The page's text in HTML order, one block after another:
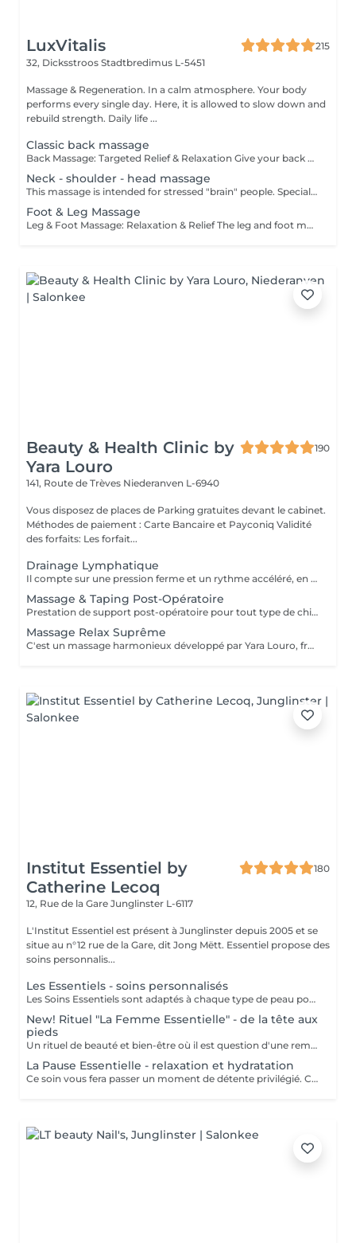
LuxVitalis
215
32, Dicksstroos Stadtbredimus L-5451
Massage & Regeneration. In a calm atmosphere. Your body
performs every single day. Here, it is allowed to slow down and
rebuild strength. Daily life ...
Classic back massage
Back Massage: Targeted Relief & Relaxation Give your back a well-deserved break: relaxing and effective massage techniques loosen, stretch, and tone problem areas in the lower back, thoracic spine, and shoulder-neck region, as well as the chest muscles. Pain, muscle tightness, and blockages can be alleviated while improving blood circulation.
Neck - shoulder - head massage
This massage is intended for stressed "brain" people. Special gripping techniques of the mobilization of the cervical spine guarantee a calming of thoughts. A remedy for stress tensions, neck pain, dizziness, posture problems, headaches and exhaustion.
Foot & Leg Massage
Leg & Foot Massage: Relaxation & Relief The leg and foot massage combination provides deep relaxation and relief. Tight or overworked leg muscles after sports or hiking are loosened, tension points released, and circulation improved. Treat your tired legs to this rejuvenating experience.
Beauty & Health Clinic by
Yara Louro
190
141, Route de Trèves Niederanven L-6940
Vous disposez de places de Parking gratuites devant le cabinet.
Méthodes de paiement : Carte Bancaire et Payconiq Validité
des forfaits: Les forfait...
Drainage Lymphatique
Il compte sur une pression ferme et un rythme accéléré, en plus de pompages et des manuvres exclusives qui permettent des résultats immédiats. Cette technique réduit les oedèmes, active la circulation sanguine et potentialise un réseau complexe de vaisseaux où passent les fluides corporels, réduisant ainsi la tant redoutée cellulite. Le résultat est un corps moins gonflé et galbé avec un métabolisme plus accéléré et, donc, une sensation de bien-être.
Massage & Taping Post-Opératoire
Prestation de support post-opératoire pour tout type de chirurgie plastique. La prestation inclut le drainage lymphatique spécifique au post-opératoire immédiatement après la chirurgie, ainsi que l'application de bandes de taping si/quand nécessaire.
Massage Relax Suprême
C'est un massage harmonieux développé par Yara Louro, fruit de ses années d'expérience. Ce massage qui rassure le corps, l'esprit et l'âme, a été particulièrement développé pour fournir une relaxation totale des sens, vous transportant vers un état de bien-être parfait. Vous découvrirez tous ses secrets lors de votre séance.
Institut Essentiel by
Catherine Lecoq
180
12, Rue de la Gare Junglinster L-6117
L'Institut Essentiel est présent à Junglinster depuis 2005 et se
situe au n°12 rue de la Gare, dit Jong Mëtt. Essentiel propose des
soins personnalis...
Les Essentiels - soins personnalisés
Les Soins Essentiels sont adaptés à chaque type de peau pour répondre à vos attentes et besoins. Incluant un diagnostique, un nettoyage et gommage adapté, les soins spécifiques d'hydratation, le modelage et drainage manuel du visage et une pose masque. Suivant les besoins diagnostiqués je vous proposerai un protocole se soin le plus adapté pour que vous obteniez le meilleur résultat. Le soin Global inclut les épilations sourcils et contour bouche. Le but des soins essentiels étant d'apporter un soulagement, un effet et une expérience adaptée pour des résultats durables. Inclure un massage INDIBA® à votre soin essentiel augmente les effets des soins apportés et augmente le résultat (oxygénation, détente musculaire, hydratation, anti-âge, anti inflammatoire, équilibrant) Le point fort du soin: le massage évidemment et le résultat grâce aux soins ciblés. Pour plus de renseignements n'hésitez pas à prendre contact avec nous. Pensez à réserver vos teintures, épilations etc séparément dans "les plus essentiels à réserver", ces prestations ne sont pas incluses dans le prix ni la durée d'un soin essentiel. A bientôt. Catherine
New! Rituel "La Femme Essentielle" - de la tête aux
pieds
Un rituel de beauté et bien-être où il est question d'une remise en beauté de la tête aux pieds. Plus qu'un simple soin, le Rituel La Femme Essentielle est une parenthèse bien-être et beauté. Entre les mains expérimentées de Catherine Lecoq vous vous laisserez porter et surprendre. 2h30-3h lors desquelles vous n'avez rien à faire, ni à penser. Je m'en charge pour vous et je ne laisserai rien au hasard. Résultat: un émerveillement et un changement subtile pour vous embellir. Le rituel comprend un - soin du visage - remise en beauté des mains et pieds - remise en beauté des cils et sourcils - massages relaxants personnalisés -
La Pause Essentielle - relaxation et hydratation
Ce soin vous fera passer un moment de détente privilégié. Ce soin s'adresse à toutes et tous qui souhaite passer un moment agréable et oublier le quotidien. Hydratation, gommage, massage tout en douceur. Convient à tout type de peau (soins adaptés) Le point fort: Le massage sans aucun doute!